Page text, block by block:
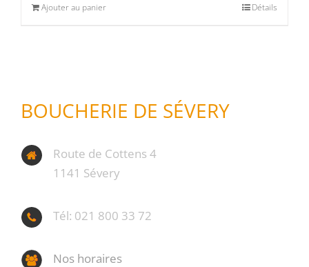
Ajouter au panier Détails
BOUCHERIE DE SÉVERY
Route de Cottens 4
1141 Sévery
Tél: 021 800 33 72
Nos horaires